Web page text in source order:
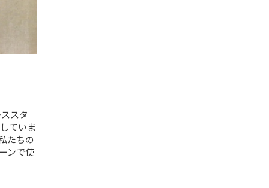
スタ
ていま
たちの
ンで使